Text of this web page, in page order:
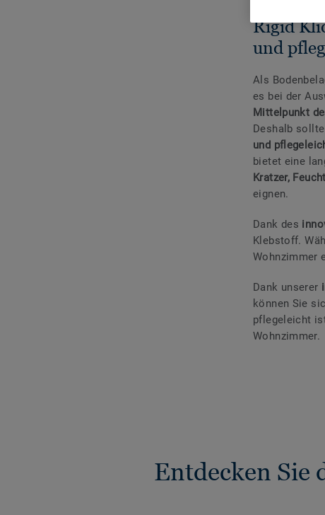
Rigid
und
Als
es bei der
Mittelpunkt
Deshalb
und
bietet eine
Kratzer,
eignen.
Dank des
Klebstoff.
Wohnzimmer
Dank unserer
können Sie
pflegeleicht
Wohnzimmer.
Entdecken Sie